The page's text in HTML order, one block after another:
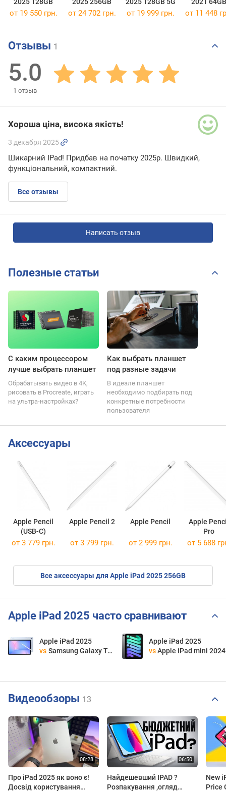
от 19 550 грн. от 24 702 грн. от 19 999 грн. от 11 448
Отзывы 1
5.0
1 отзыв
Хороша ціна, висока якість!
3 декабря 2025
Шикарний IPad! Придбав на початку 2025р. Швидкий,
функціональний, компактний.
Все отзывы
Написать отзыв
Полезные статьи
С каким процессором
лучше выбрать планшет
Обрабатывать видео в 4K,
рисовать в Procreate, играть
на ультра-настройках?
Как выбрать планшет
под разные задачи
В идеале планшет
необходимо подбирать под
конкретные потребности
пользователя
Аксессуары
Apple Pencil
(USB-C)
Apple Pencil 2 Apple Pencil
Apple
Pro
от 3 779 грн. от 3 799 грн. от 2 999 грн. от 5 688
Все аксессуары для Apple iPad 2025 256GB
Apple iPad 2025 часто сравнивают
Apple iPad 2025
vs Samsung Galaxy Tab S10 FE
Apple iPad 2025
vs Apple iPad mini 2024
Видеообзоры 13
Про iPad 2025 як воно є!
Досвід користування
Найдешевший IPAD ?
Розпакування ,огляд
New
Price